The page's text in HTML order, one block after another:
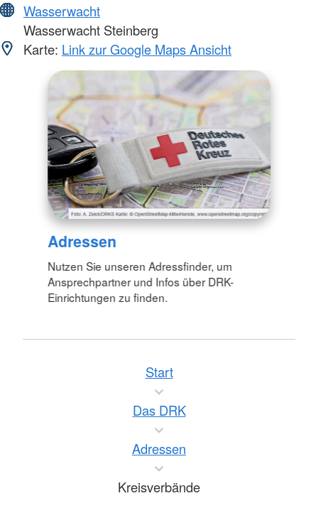
Wasserwacht
Wasserwacht Steinberg
Karte: Link zur Google Maps Ansicht
Adressen
Nutzen Sie unseren Adressfinder, um
Ansprechpartner und Infos über DRK-
Einrichtungen zu finden.
Start
Das DRK
Adressen
Kreisverbände